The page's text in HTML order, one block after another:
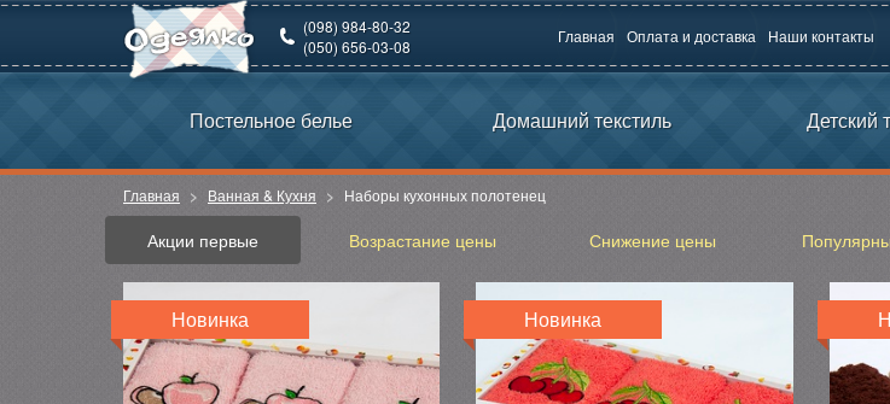
(098) 984-80-32
(050) 656-03-08
Главная Оплата и доставка Наши контакты
Постельное белье Домашний текстиль Детский
Главная Ванная & Кухня Наборы кухонных полотенец
Акции первые Возрастание цены Снижение цены
Новинка Новинка